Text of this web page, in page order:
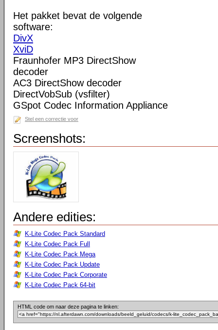
Het pakket bevat de volgende
software:
DivX
XviD
Fraunhofer MP3 DirectShow
decoder
AC3 DirectShow decoder
DirectVobSub (vsfilter)
GSpot Codec Information Appliance
Stel een correctie voor
Screenshots:
Andere edities:
K-Lite Codec Pack Standard
K-Lite Codec Pack Full
K-Lite Codec Pack Mega
K-Lite Codec Pack Update
K-Lite Codec Pack Corporate
K-Lite Codec Pack 64-bit
HTML code om naar deze pagina te linken: